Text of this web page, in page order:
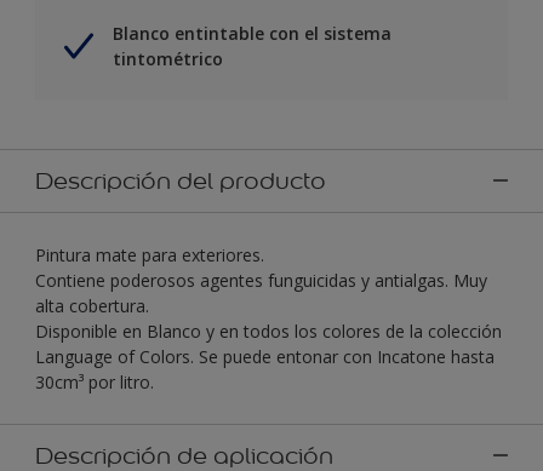
Blanco entintable con el sistema
tintométrico
Descripción del producto
Pintura mate para exteriores.
Contiene poderosos agentes funguicidas y antialgas. Muy
alta cobertura.
Disponible en Blanco y en todos los colores de la colección
Language of Colors. Se puede entonar con Incatone hasta
30cm³ por litro.
Descripción de aplicación